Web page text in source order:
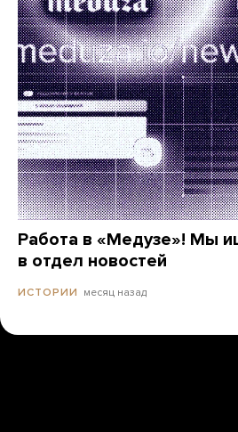
Работа в «Медузе»! Мы
в отдел новостей
ИСТОРИИ месяц назад